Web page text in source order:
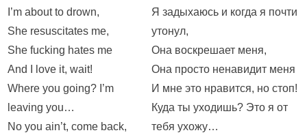
I’m about to drown,
She resuscitates me,
She fucking hates me
And I love it, wait!
Where you going? I’m
leaving you…
No you ain’t, come back,
Я задыхаюсь и когда я почти
утонул,
Она воскрешает меня,
Она просто ненавидит меня
И мне это нравится, но стоп!
Куда ты уходишь? Это я от
тебя ухожу…